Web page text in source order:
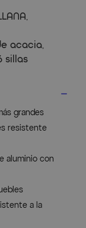
acacia,
sillas
grandes
resistente
aluminio con
a la